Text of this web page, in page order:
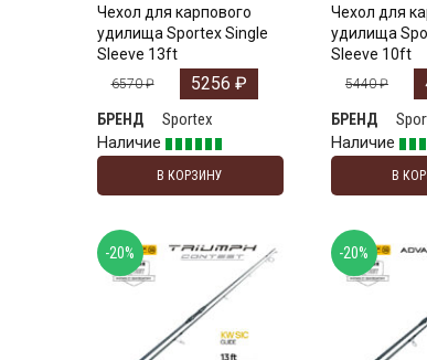
Чехол для карпового
удилища Sportex Single
Sleeve 13ft
6570₽ 5256 ₽
БРЕНД
Sportex
Наличие
В КОРЗИНУ
Чехол для
удилища
Sleeve 10ft
5440₽
БРЕНД
Наличие
В
-20% -20%